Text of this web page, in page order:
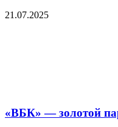
21.07.2025
«ВБК» — золотой